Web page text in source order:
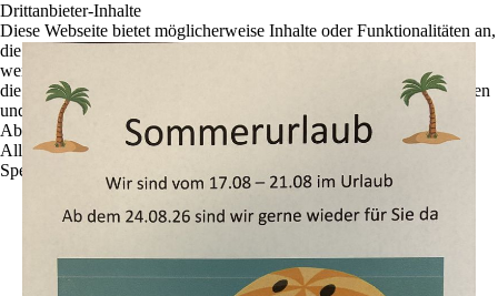
Drittanbieter-Inhalte
Diese Webseite bietet möglicherweise Inhalte oder Funktionalitäten an,
die von Drittanbietern eigenverantwortlich zur Verfügung gestellt
werden. Diese Drittanbieter können eigene Cookies setzen, z.B. um
die Nutzeraktivität zu verfolgen oder ihre Angebote zu personalisieren
und zu optimieren.
Ablehnen
Alle akzeptieren
Speichern